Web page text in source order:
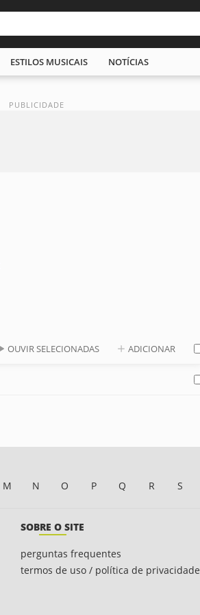
ESTILOS MUSICAIS NOTÍCIAS
OUVIR SELECIONADAS ADICIONAR
M N O P Q R S
SOBRE O SITE
perguntas frequentes
termos de uso / política de privacidade